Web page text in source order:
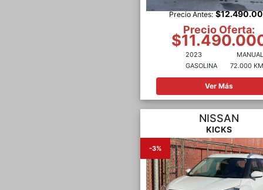
Precio Antes:
Precio Oferta:
2023
GASOLINA
MANUAL
72.000 KM
Ver Más
NISSAN
KICKS
-3%